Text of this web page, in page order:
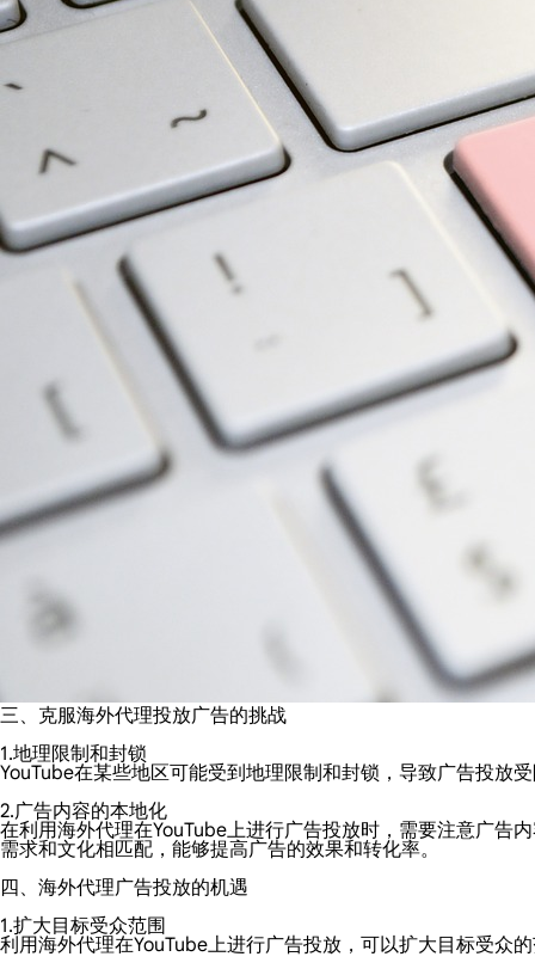
三、克服海外代理投放广告的挑战
1.地理限制和封锁
YouTube在某些地区可能受到地理限制和封锁，导致广告投放
2.广告内容的本地化
在利用海外代理在YouTube上进行广告投放时，需要注意广告
需求和文化相匹配，能够提高广告的效果和转化率。
四、海外代理广告投放的机遇
1.扩大目标受众范围
利用海外代理在YouTube上进行广告投放，可以扩大目标受众